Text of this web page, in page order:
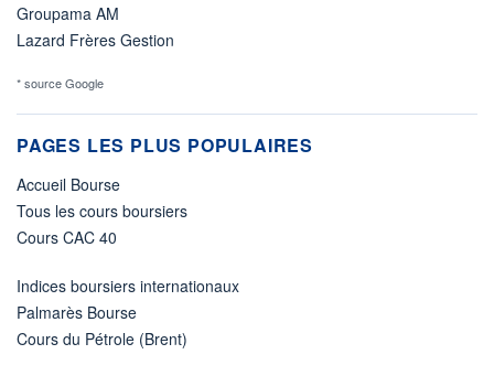
Groupama AM
Lazard Frères Gestion
* source Google
PAGES LES PLUS POPULAIRES
Accueil Bourse
Tous les cours boursiers
Cours CAC 40
Indices boursiers internationaux
Palmarès Bourse
Cours du Pétrole (Brent)